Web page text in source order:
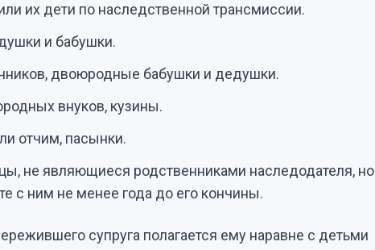
их дети по наследственной трансмиссии.
и бабушки.
двоюродные бабушки и дедушки.
внуков, кузины.
отчим, пасынки.
не являющиеся родственниками наследодателя, но
с ним не менее года до его кончины.
супруга полагается ему наравне с детьми